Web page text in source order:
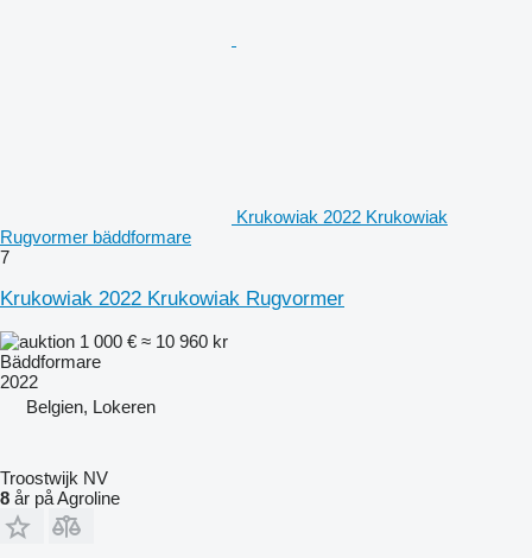
Krukowiak 2022 Krukowiak
Rugvormer bäddformare
7
Krukowiak 2022 Krukowiak Rugvormer
1 000 € ≈ 10 960 kr
Bäddformare
2022
Belgien, Lokeren
Troostwijk NV
8 år på Agroline